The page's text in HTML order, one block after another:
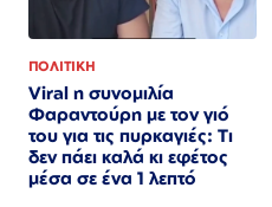
ΠΟΛΙΤΙΚΗ
Viral η συνομιλία
Φαραντούρη με τον γιό
του για τις πυρκαγιές: Τι
δεν πάει καλά κι εφέτος
μέσα σε ένα 1 λεπτό